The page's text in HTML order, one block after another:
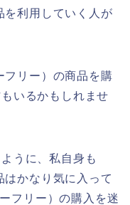
を利用していく人が
フリー）の商品を購
いるかもしれませ
うに、私自身も
かなり気に入って
フリー）の購入を迷